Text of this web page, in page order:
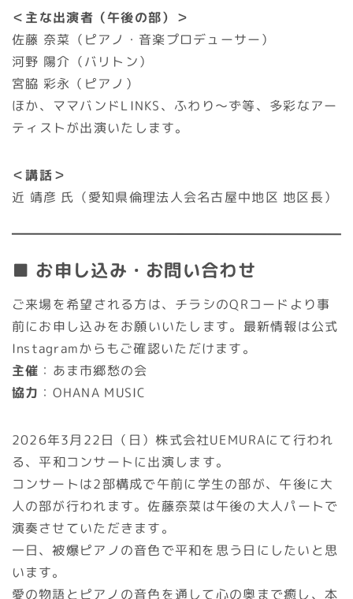
＜主な出演者（午後の部）＞
佐藤 奈菜（ピアノ・音楽プロデューサー）
河野 陽介（バリトン）
宮脇 彩永（ピアノ）
ほか、ママバンドLINKS、ふわり～ず等、多彩なアー
ティストが出演いたします。
＜講話＞
近 靖彦 氏（愛知県倫理法人会名古屋中地区 地区長）
■ お申し込み・お問い合わせ
ご来場を希望される方は、チラシのQRコードより事
前にお申し込みをお願いいたします。最新情報は公式
Instagramからもご確認いただけます。
主催 ：あま市郷愁の会
協力 ：OHANA MUSIC
2026年3月22日（日）株式会社UEMURAにて行われ
る、平和コンサートに出演します。
コンサートは2部構成で午前に学生の部が、午後に大
人の部が行われます。佐藤奈菜は午後の大人パートで
演奏させていただきます。
一日、被爆ピアノの音色で平和を思う日にしたいと思
います。
愛の物語とピアノの音色を通して心の奥まで癒し、本